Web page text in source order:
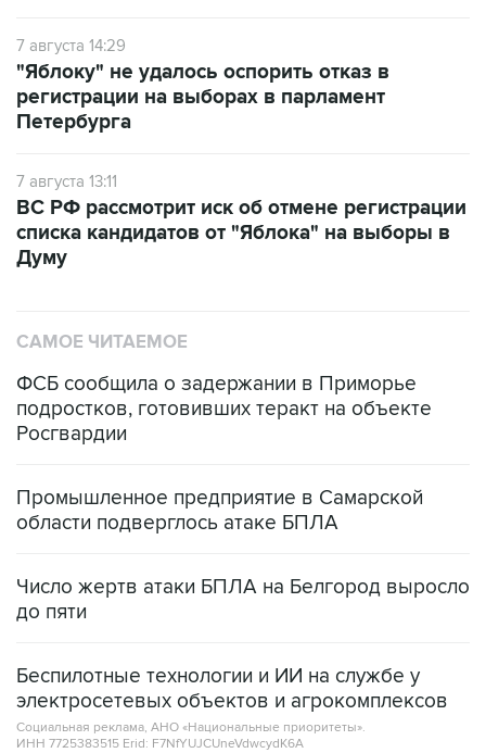
7 августа 14:29
"Яблоку" не удалось оспорить отказ в
регистрации на выборах в парламент
Петербурга
7 августа 13:11
ВС РФ рассмотрит иск об отмене регистрации
списка кандидатов от "Яблока" на выборы в
Думу
САМОЕ ЧИТАЕМОЕ
ФСБ сообщила о задержании в Приморье
подростков, готовивших теракт на объекте
Росгвардии
Промышленное предприятие в Самарской
области подверглось атаке БПЛА
Число жертв атаки БПЛА на Белгород выросло
до пяти
Беспилотные технологии и ИИ на службе у
электросетевых объектов и агрокомплексов
Социальная реклама, АНО «Национальные приоритеты».
ИНН 7725383515 Erid: F7NfYUJCUneVdwcydK6A